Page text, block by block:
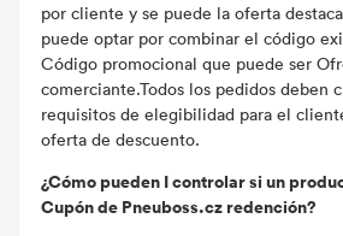
por cliente y se puede la oferta
puede optar por combinar el código
Código promocional que puede ser
comerciante.Todos los pedidos deben
requisitos de elegibilidad para el
oferta de descuento.
¿Cómo pueden I controlar si un
Cupón de Pneuboss.cz redención?